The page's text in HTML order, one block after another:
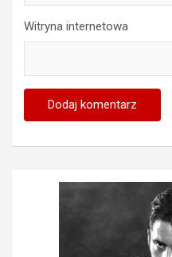
Witryna internetowa